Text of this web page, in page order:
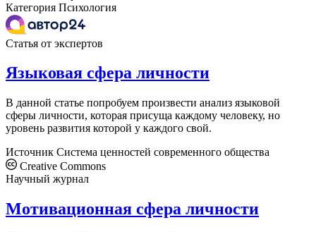
Категория Психология
Статья от экспертов
Языковая сфера личности
В данной статье попробуем произвести анализ языковой
сферы личности, которая присуща каждому человеку, но
уровень развития которой у каждого свой.
Источник Система ценностей современного общества
Creative Commons
Научный журнал
Мотивационная сфера личности